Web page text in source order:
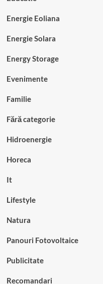
Energie Eoliana
Energie Solara
Energy Storage
Evenimente
Familie
Fără categorie
Hidroenergie
Horeca
It
Lifestyle
Natura
Panouri Fotovoltaice
Publicitate
Recomandari